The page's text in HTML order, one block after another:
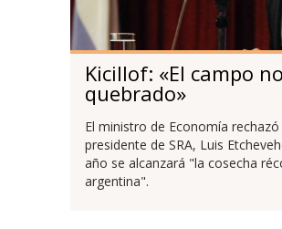
Kicillof: «El campo
quebrado»
El ministro de Economía
presidente de SRA, Luis
año se alcanzará "la cosecha
argentina".